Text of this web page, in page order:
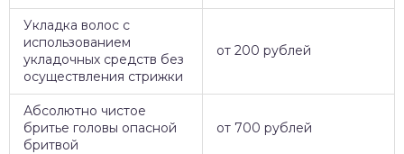
Укладка волос с
использованием
укладочных средств без
осуществления стрижки
от 200 рублей
Абсолютно чистое
бритье головы опасной
бритвой
от 700 рублей